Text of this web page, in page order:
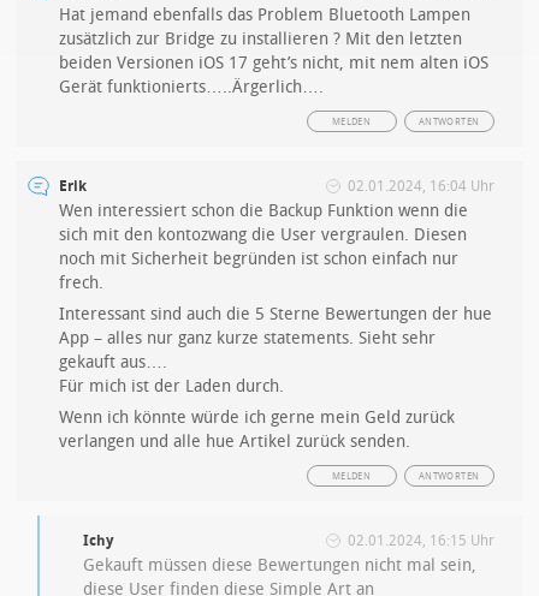
Hat jemand ebenfalls das Problem Bluetooth Lampen
zusätzlich zur Bridge zu installieren ? Mit den letzten
beiden Versionen iOS 17 geht’s nicht, mit nem alten iOS
Gerät funktionierts…..Ärgerlich….
ANTWORTEN
MELDEN
Erik 02.01.2024, 16:04 Uhr
Wen interessiert schon die Backup Funktion wenn die
sich mit den kontozwang die User vergraulen. Diesen
noch mit Sicherheit begründen ist schon einfach nur
frech.
Interessant sind auch die 5 Sterne Bewertungen der hue
App – alles nur ganz kurze statements. Sieht sehr
gekauft aus….
Für mich ist der Laden durch.
Wenn ich könnte würde ich gerne mein Geld zurück
verlangen und alle hue Artikel zurück senden.
ANTWORTEN
MELDEN
Ichy 02.01.2024, 16:15 Uhr
Gekauft müssen diese Bewertungen nicht mal sein,
diese User finden diese Simple Art an